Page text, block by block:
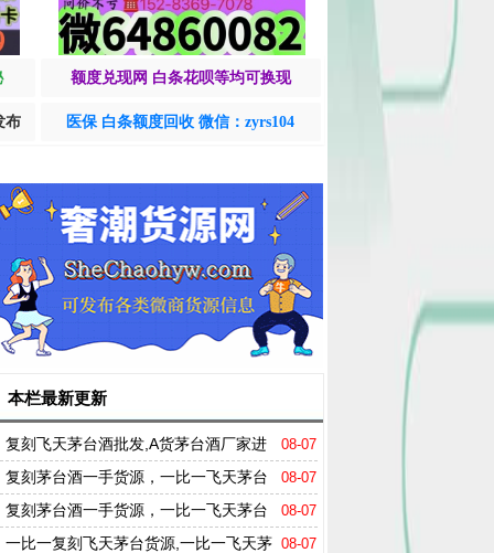
额度兑现网 白条花呗等均可换现
布 医保 白条额度回收 微信：zyrs104
栏最新更新
08-07
复刻飞天茅台酒批发,A货茅台酒厂家进
货微信 08-07
复刻茅台酒一手货源，一比一飞天茅台
哪里买 08-07
复刻茅台酒一手货源，一比一飞天茅台
哪里买 08-07
一比一复刻飞天茅台货源,一比一飞天茅